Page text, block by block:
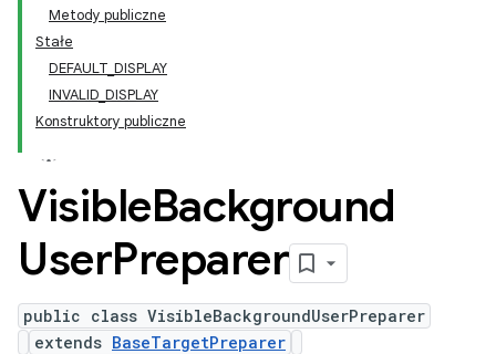
Metody publiczne
Stałe
DEFAULT_DISPLAY
INVALID_DISPLAY
Konstruktory publiczne
VisibleBackground
UserPreparer
public class VisibleBackgroundUserPreparer
extends BaseTargetPreparer